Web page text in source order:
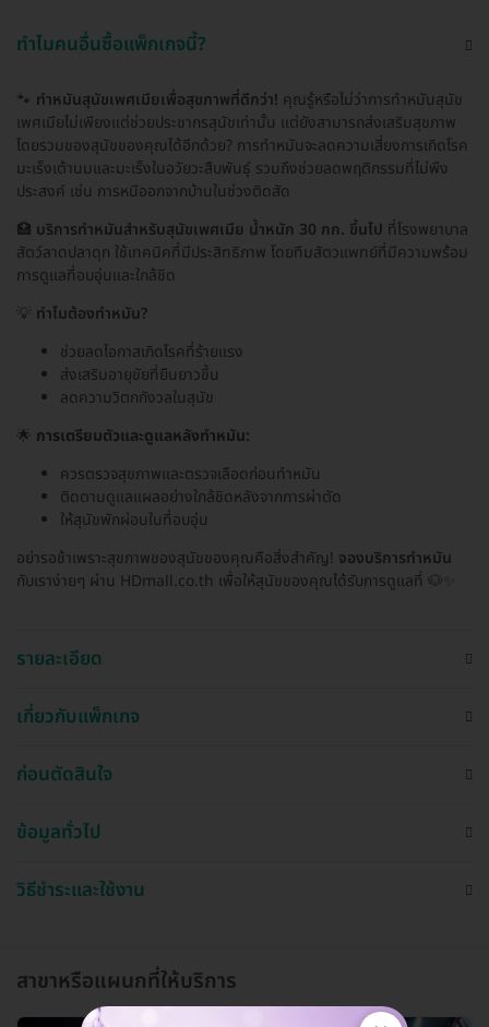
ทำไมคนอื่นซื้อแพ็กเกจนี้?
🐾 ทำหมันสุนัขเพศเมียเพื่อสุขภาพที่ดีกว่า! คุณรู้หรือไม่ว่าการทำหมันสุนัข
เพศเมียไม่เพียงแต่ช่วยประชากรสุนัขเท่านั้น แต่ยังสามารถส่งเสริมสุขภาพ
โดยรวมของสุนัขของคุณได้อีกด้วย? การทำหมันจะลดความเสี่ยงการเกิดโรค
มะเร็งเต้านมและมะเร็งในอวัยวะสืบพันธุ์ รวมถึงช่วยลดพฤติกรรมที่ไม่พึง
ประสงค์ เช่น การหนีออกจากบ้านในช่วงติดสัด
🏥 บริการทำหมันสำหรับสุนัขเพศเมีย น้ำหนัก 30 กก. ขึ้นไป ที่โรงพยาบาล
สัตว์ลาดปลาดุก ใช้เทคนิคที่มีประสิทธิภาพ โดยทีมสัตวแพทย์ที่มีความพร้อม
การดูแลที่อบอุ่นและใกล้ชิด
💡 ทำไมต้องทำหมัน?
ช่วยลดโอกาสเกิดโรคที่ร้ายแรง
ส่งเสริมอายุขัยที่ยืนยาวขึ้น
ลดความวิตกกังวลในสุนัข
🌟 การเตรียมตัวและดูแลหลังทำหมัน:
ควรตรวจสุขภาพและตรวจเลือดก่อนทำหมัน
ติดตามดูแลแผลอย่างใกล้ชิดหลังจากการผ่าตัด
ให้สุนัขพักผ่อนในที่อบอุ่น
อย่ารอช้าเพราะสุขภาพของสุนัขของคุณคือสิ่งสำคัญ! จองบริการทำหมัน
กับเราง่ายๆ ผ่าน HDmall.co.th เพื่อให้สุนัขของคุณได้รับการดูแลที่ 🐶✨
รายละเอียด
เกี่ยวกับแพ็กเกจ
ก่อนตัดสินใจ
ข้อมูลทั่วไป
วิธีชำระและใช้งาน
สาขาหรือแผนกที่ให้บริการ